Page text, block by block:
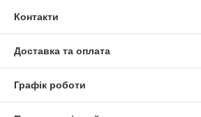
Контакти
Доставка та оплата
Графік роботи